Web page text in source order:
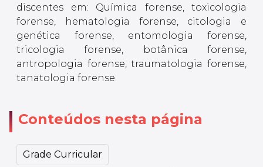
discentes em: Química forense, toxicologia
forense, hematologia forense, citologia e
genética forense, entomologia forense,
tricologia forense, botânica forense,
antropologia forense, traumatologia forense,
tanatologia forense.
Conteúdos nesta página
Grade Curricular